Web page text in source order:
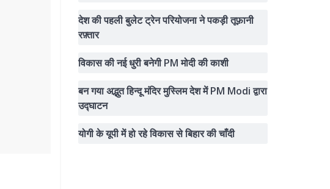
देश की पहली बुलेट ट्रेन परियोजना ने पकड़ी तूफ़ानी
रफ़्तार
विकास की नई धुरी बनेगी PM मोदी की काशी
बन गया अद्भुत हिन्दू मंदिर मुस्लिम देश में PM Modi द्वारा
उद्घाटन
योगी के यूपी में हो रहे विकास से बिहार की चाँदी